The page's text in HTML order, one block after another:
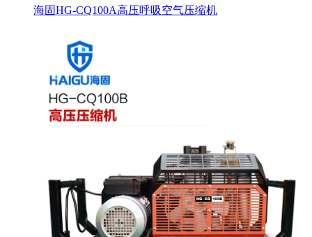
海固HG-CQ100A高压呼吸空气压缩机